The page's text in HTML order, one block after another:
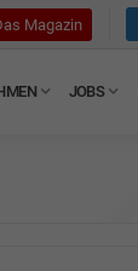
Magazin
JOBS